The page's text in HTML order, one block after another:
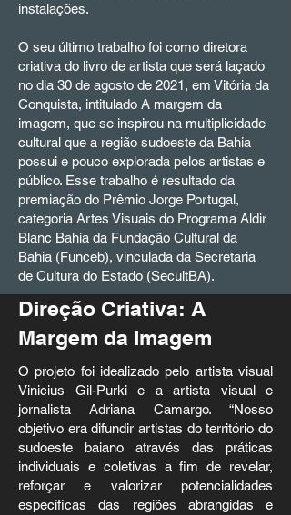
instalações.
O seu último trabalho foi como diretora
criativa do livro de artista que será laçado
no dia 30 de agosto de 2021, em Vitória da
Conquista, intitulado A margem da
imagem, que se inspirou na multiplicidade
cultural que a região sudoeste da Bahia
possui e pouco explorada pelos artistas e
público. Esse trabalho é resultado da
premiação do Prêmio Jorge Portugal,
categoria Artes Visuais do Programa Aldir
Blanc Bahia da Fundação Cultural da
Bahia (Funceb), vinculada da Secretaria
de Cultura do Estado (SecultBA).
Direção Criativa: A
Margem da Imagem
O projeto foi idealizado pelo artista visual
Vinicius Gil-Purki e a artista visual e
jornalista Adriana Camargo. “Nosso
objetivo era difundir artistas do território do
sudoeste baiano através das práticas
individuais e coletivas a fim de revelar,
reforçar e valorizar potencialidades
específicas das regiões abrangidas e